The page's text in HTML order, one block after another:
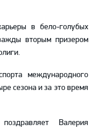
в бело-голубых
вторым призером
международного
сезона и за это время
Валерия